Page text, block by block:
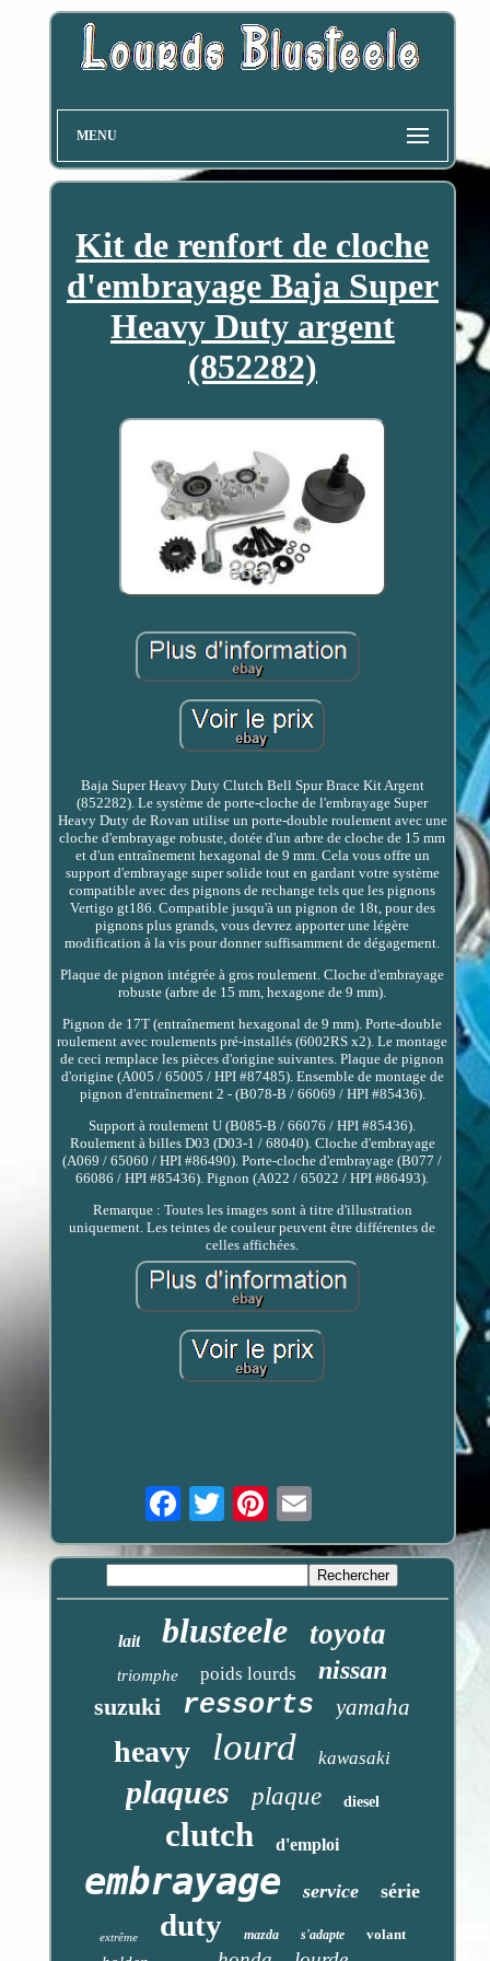
MENU
Kit de renfort de cloche
d'embrayage Baja Super
Heavy Duty argent
(852282)
Baja Super Heavy Duty Clutch Bell Spur Brace Kit Argent
(852282). Le système de porte-cloche de l'embrayage Super
Heavy Duty de Rovan utilise un porte-double roulement avec une
cloche d'embrayage robuste, dotée d'un arbre de cloche de 15 mm
et d'un entraînement hexagonal de 9 mm. Cela vous offre un
support d'embrayage super solide tout en gardant votre système
compatible avec des pignons de rechange tels que les pignons
Vertigo gt186. Compatible jusqu'à un pignon de 18t, pour des
pignons plus grands, vous devrez apporter une légère
modification à la vis pour donner suffisamment de dégagement.
Plaque de pignon intégrée à gros roulement. Cloche d'embrayage
robuste (arbre de 15 mm, hexagone de 9 mm).
Pignon de 17T (entraînement hexagonal de 9 mm). Porte-double
roulement avec roulements pré-installés (6002RS x2). Le montage
de ceci remplace les pièces d'origine suivantes. Plaque de pignon
d'origine (A005 / 65005 / HPI #87485). Ensemble de montage de
pignon d'entraînement 2 - (B078-B / 66069 / HPI #85436).
Support à roulement U (B085-B / 66076 / HPI #85436).
Roulement à billes D03 (D03-1 / 68040). Cloche d'embrayage
(A069 / 65060 / HPI #86490). Porte-cloche d'embrayage (B077 /
66086 / HPI #85436). Pignon (A022 / 65022 / HPI #86493).
Remarque : Toutes les images sont à titre d'illustration
uniquement. Les teintes de couleur peuvent être différentes de
celles affichées.
Email
lait blusteele toyota
triomphe poids lourds nissan
suzuki ressorts yamaha
heavy lourd kawasaki
plaques plaque diesel
clutch d'emploi
embrayage service série
extrême duty mazda s'adapte volant